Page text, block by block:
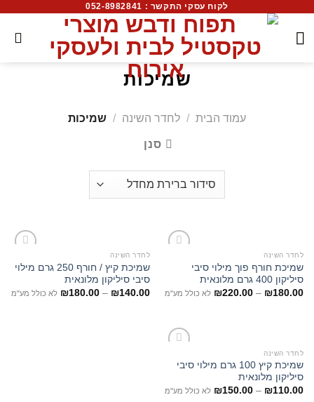
לקוח עסקי התקשר : 052-8982841
שמיכות
חומרים.
עמוד הבית / לחדר השינה / שמיכות
סנן
לחדר השינה
שמיכת חורף פוך מילוי סיבי
סיליקון 400 גרם מלונאית
₪180.00
–
₪220.00 לא כולל מע"מ
לחדר השינה
שמיכת קיץ / חורף 250 גרם מילוי
סיבי סיליקון מלונאית
₪140.00
–
₪180.00 לא כולל מע"מ
לחדר השינה
שמיכת קיץ 100 גרם מילוי סיבי
סיליקון מלונאית
₪110.00
–
₪150.00 לא כולל מע"מ